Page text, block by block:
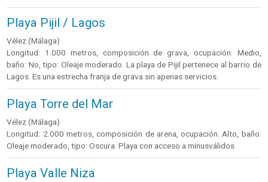
Playa Pijil / Lagos
Vélez (Málaga)
Longitud: 1.000 metros, composición de grava, ocupación: Medio,
baño: No, tipo: Oleaje moderado. La playa de Pijil pertenece al barrio de
Lagos. Es una estrecha franja de grava sin apenas servicios.
Playa Torre del Mar
Vélez (Málaga)
Longitud: 2.000 metros, composición de arena, ocupación: Alto, baño:
Oleaje moderado, tipo: Oscura. Playa con acceso a minusválidos
Playa Valle Niza